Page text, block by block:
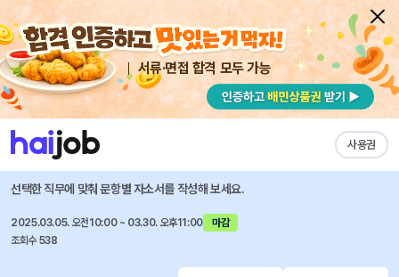
서류·면접 합격 모두 가능
사용권
채용공고 자소서 자유항목 자소서 내 작성목록
롯데그룹 즐겨찾기
2025년 3월 롯데캐피탈 신입사원 채용 일반전형
선택한 직무에 맞춰 문항별 자소서를 작성해 보세요.
2025.03.05. 오전10:00 ~ 03.30. 오후11:00
마감
조회수 538